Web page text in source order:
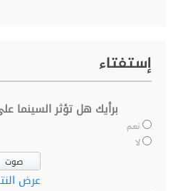
إستفتاء
برأيك هل تؤثر السينما
نعم
لا
عرض